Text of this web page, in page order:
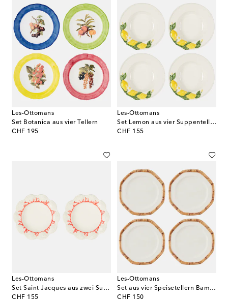
Les-Ottomans
Set Botanica aus vier Tellern
CHF 195
original price
Les-Ottomans
Set Lemon aus vier Suppentellern
CHF 155
original price
Les-Ottomans
Set Saint Jacques aus zwei Suppentellern
CHF 155
original price
Les-Ottomans
Set aus vier Speisetellern Bamboo aus Keramik
CHF 150
original price